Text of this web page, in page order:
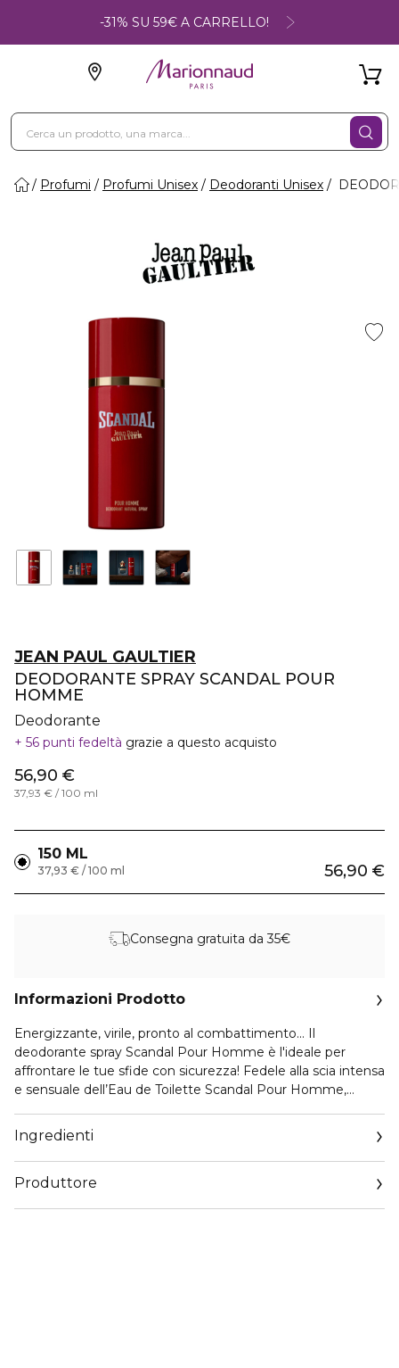
-31% SU 59€ A CARRELLO!
Profumi Profumi Unisex Deodoranti Unisex
JEAN PAUL GAULTIER
DEODORANTE SPRAY SCANDAL POUR
HOMME
Deodorante
56 punti fedeltà grazie a questo acquisto
56,90 €
37,93 € / 100 ml
150 ML
56,90 €
37,93 € / 100 ml
Consegna gratuita da 35€
Informazioni Prodotto
Energizzante, virile, pronto al combattimento... Il
deodorante spray Scandal Pour Homme è l'ideale per
affrontare le tue sfide con sicurezza! Fedele alla scia intensa
e sensuale dell’Eau de Toilette Scandal Pour Homme,
sensazione di comfort, da mattina a sera.
Ingredienti
Produttore